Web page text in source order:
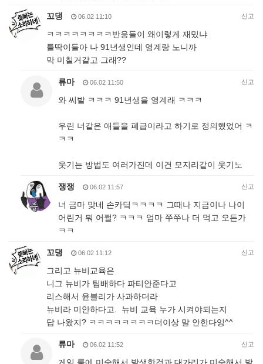
꼬댕 06.02 11:10 신고
ㅋㅋㅋㅋㅋㅋㅋㅋ반응들이 왜이렇게 재밌냐
틀딱이들아 나 91년생인데 영계랑 노니까
막 미칠거같고 그래??
류마 06.02 11:50 신고
와 씨발 ㅋㅋㅋ 91년생을 영계래 ㅋㅋㅋ
우린 너같은 애들을 폐급이라고 하기로 정의했었어 ㅋ
ㅋㅋ
웃기는 방법도 여러가진데 이건 모지리같이 웃기노
쟁쟁 06.02 11:57 신고
너 금마 맞네 손카딬ㅋㅋㅋㅋ 그때나 지금이나 나이
어린거 뭐 어쩔? ㅋㅋㅋ 엄마 쭈쭈나 더 먹고 오든가
ㅋㅋ
꼬댕 06.02 11:12 신고
그리고 뉴비교육은
니그 뉴비가 팀배하다 파티안준다고
리스해서 윤블리가 사과하더라
뉴비라 미안하다고. 뉴비 교육 누가 시켜야되는지
답 나왔지? ㅋㅋㅋㅋㅋㅋㅋㅋ더이상 말 안한다잉^^
류마 06.02 11:52 신고